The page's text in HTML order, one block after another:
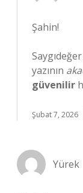
Şahin!
yazının
güvenilir
Şubat 7, 2026
Yürek